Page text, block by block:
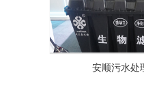
安顺污水处